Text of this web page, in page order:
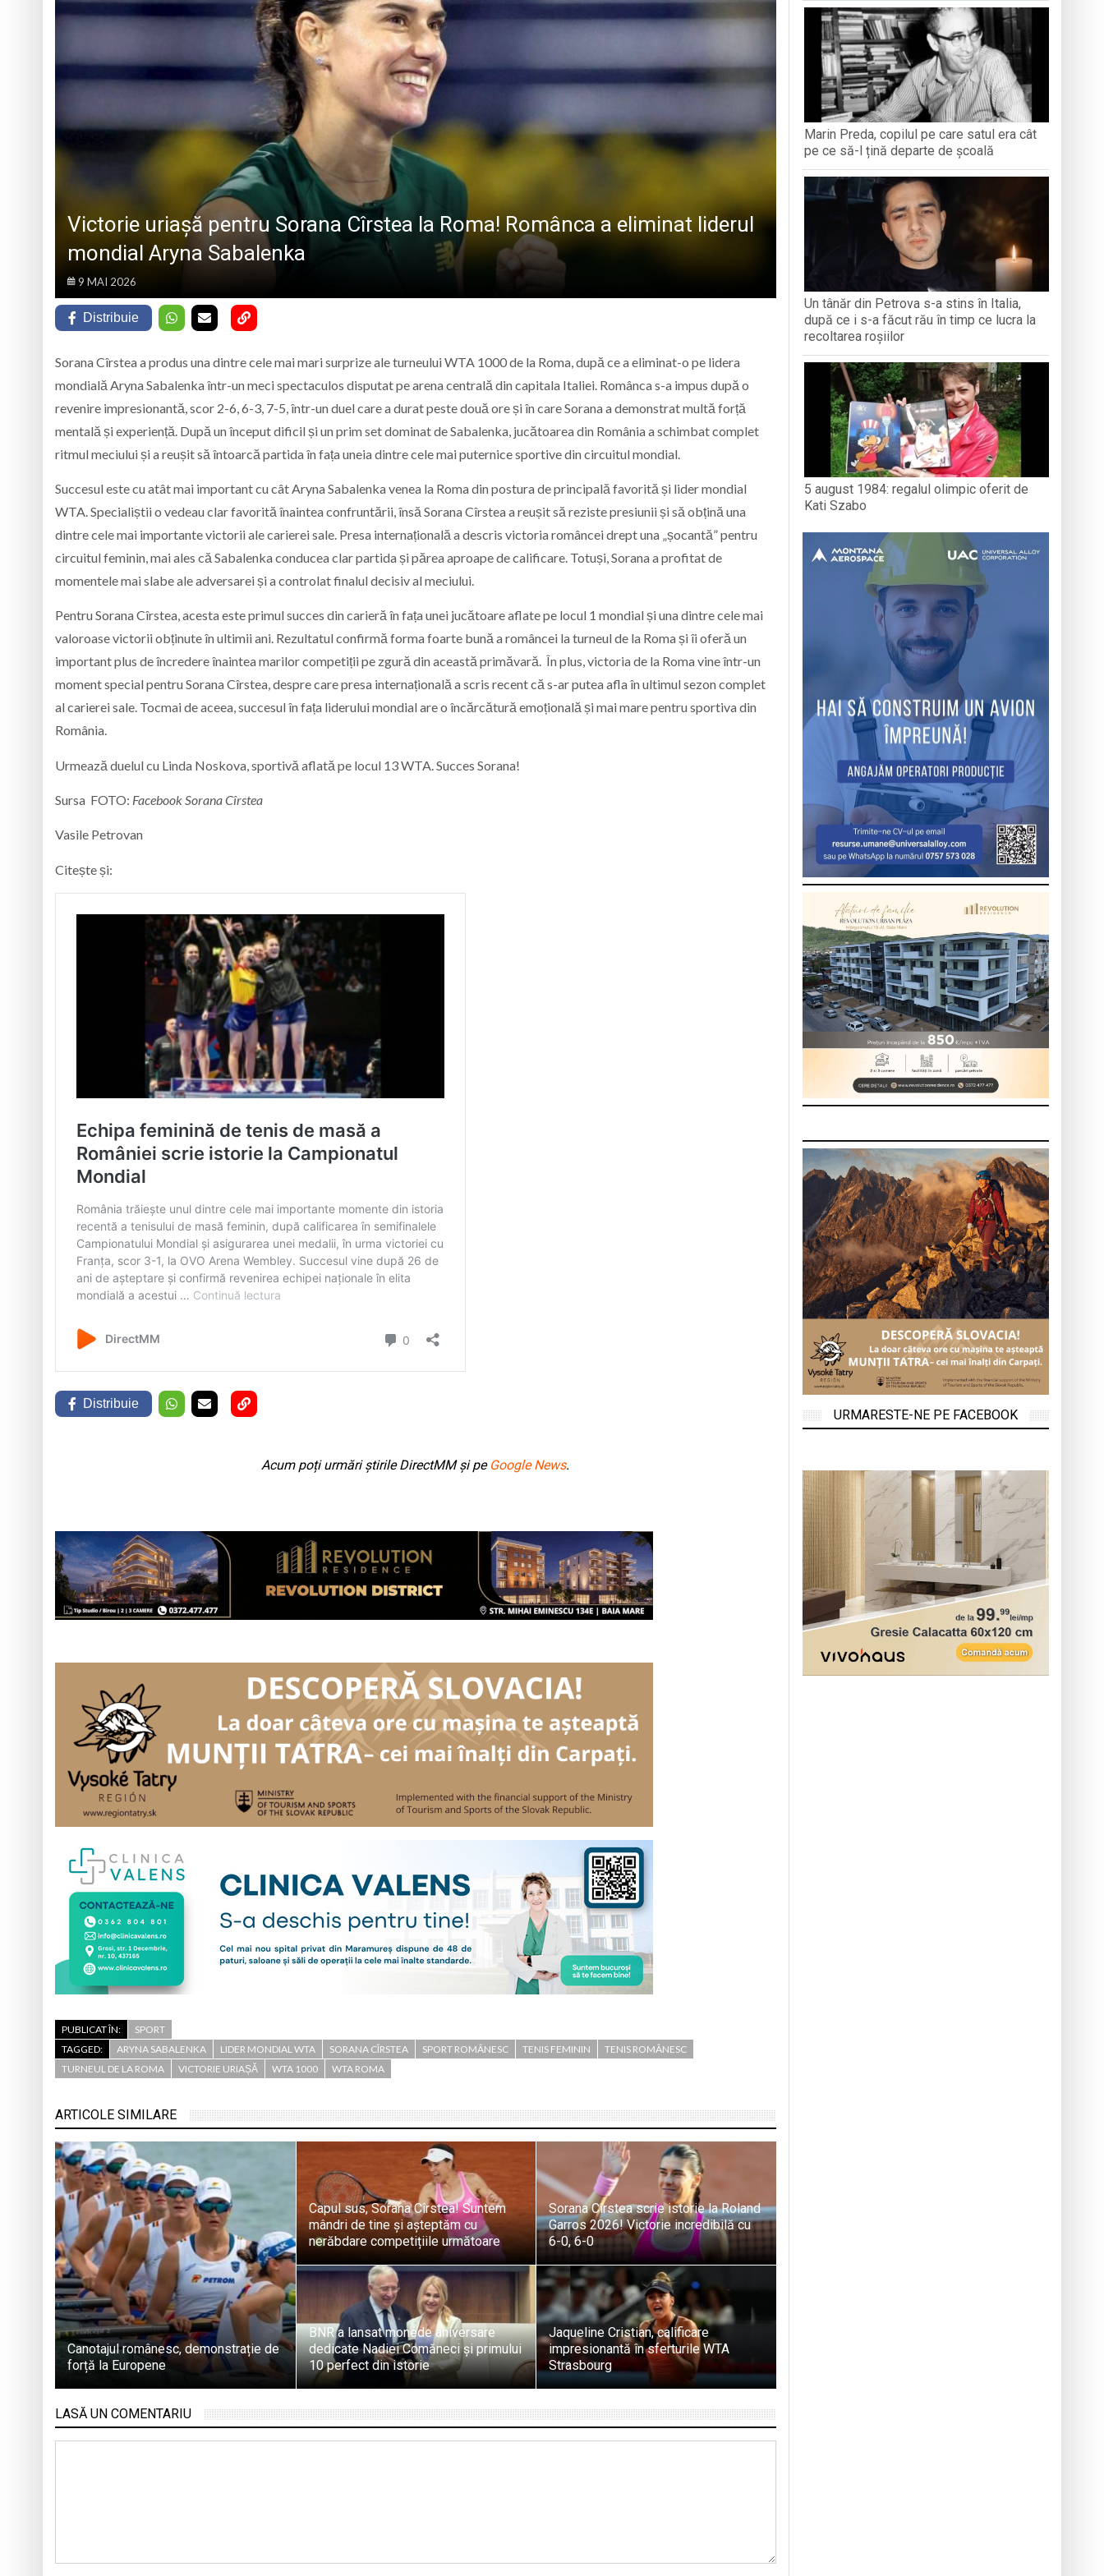
La Săliștea de Sus va fi dezvelit bustul lui Gavrilă Iuga, personalitate marcantă a Maramureșului
„Vacanță în tinda bisericii”: Ediția a IV-a a taberei de vară pentru copii are loc la Sighetu Marmației
Campanie de donare de sânge la Spitalul Județean de Urgență „Dr. Constantin Opriș” Baia Mare
Părintele protopop dr. Stan Florin, invitat la Școala Părinților din Parohia Dumbrăvița
Victorie uriașă pentru Sorana Cîrstea la Roma! Românca a eliminat liderul
mondial Aryna Sabalenka
9 MAI 2026
Distribuie
Sorana Cîrsteaa produs una dintre cele mai mari surprize ale turneului WTA 1000 de la Roma, după ce a eliminat-o pe lidera
mondială Aryna Sabalenkaîntr-un meci spectaculos disputat pe arena centrală din capitala Italiei. Românca s-a impus după o
revenire impresionantă, scor 2-6, 6-3, 7-5, într-un duel care a durat peste două ore și în care Sorana a demonstrat multă forță
mentală și experiență. După un început dificil și un prim set dominat de Sabalenka, jucătoarea din România a schimbat complet
ritmul meciului și a reușit să întoarcă partida în fața uneia dintre cele mai puternice sportive din circuitul mondial.
Succesul este cu atât mai important cu cât Aryna Sabalenka venea la Roma din postura de principală favorită și lider mondial
WTA. Specialiștii o vedeau clar favorită înaintea confruntării, însă Sorana Cîrstea a reușit să reziste presiunii și să obțină una
dintre cele mai importante victorii ale carierei sale. Presa internațională a descris victoria româncei drept una „șocantă” pentru
circuitul feminin, mai ales că Sabalenka conducea clar partida și părea aproape de calificare. Totuși, Sorana a profitat de
momentele mai slabe ale adversarei și a controlat finalul decisiv al meciului.
Pentru Sorana Cîrstea, acesta este primul succes din carieră în fața unei jucătoare aflate pe locul 1 mondial și una dintre cele mai
valoroase victorii obținute în ultimii ani. Rezultatul confirmă forma foarte bună a româncei la turneul de la Roma și îi oferă un
important plus de încredere înaintea marilor competiții pe zgură din această primăvară. În plus, victoria de la Roma vine într-un
moment special pentru Sorana Cîrstea, despre care presa internațională a scris recent că s-ar putea afla în ultimul sezon complet
al carierei sale. Tocmai de aceea, succesul în fața liderului mondial are o încărcătură emoțională și mai mare pentru sportiva din
România.
Urmează duelul cu Linda Noskova, sportivă aflată pe locul 13 WTA. Succes Sorana!
Sursa FOTO: Facebook Sorana Cîrstea
Vasile Petrovan
Citește și:
Distribuie
Acum poți urmări știrile DirectMM și pe Google News.
PUBLICAT ÎN:
SPORT
TAGGED:
ARYNA SABALENKA LIDER MONDIAL WTA SORANA CÎRSTEA SPORT ROMÂNESC TENIS FEMININ
TENIS ROMÂNESC
TURNEUL DE LA ROMA
VICTORIE URIAȘĂ WTA 1000 WTA ROMA
ARTICOLE SIMILARE
Canotajul românesc, demonstrație de
forță la Europene
Capul sus, Sorana Cîrstea! Suntem
mândri de tine și așteptăm cu
nerăbdare competițiile următoare
Sorana Cîrstea scrie istorie la Roland
Garros 2026! Victorie incredibilă cu
6-0, 6-0
BNR a lansat monede aniversare
dedicate Nadiei Comăneci și primului
10 perfect din istorie
Jaqueline Cristian, calificare
impresionantă în sferturile WTA
Strasbourg
LASĂ UN COMENTARIU
Marin Preda, copilul pe care satul era cât
pe ce să-l țină departe de școală
Un tânăr din Petrova s-a stins în Italia,
după ce i s-a făcut rău în timp ce lucra la
recoltarea roșiilor
5 august 1984: regalul olimpic oferit de
Kati Szabo
URMARESTE-NE PE FACEBOOK